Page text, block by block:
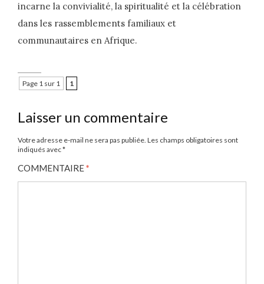
incarne la convivialité, la spiritualité et la célébration
dans les rassemblements familiaux et
communautaires en Afrique.
Page 1 sur 1 1
Laisser un commentaire
Votre adresse e-mail ne sera pas publiée. Les champs obligatoires sont
indiqués avec*
COMMENTAIRE*